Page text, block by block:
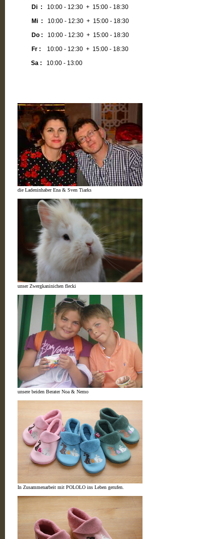
Di :
10:00 - 12:30 + 15:00 - 18:30
Mi :
10:00 - 12:30 + 15:00 - 18:30
Do : 10:00 - 12:30 + 15:00 - 18:30
Fr :
10:00 - 12:30 + 15:00 - 18:30
Sa : 10:00 - 13:00
die Ladeninhaber Ena & Sven Tiarks
unser Zwergkaninichen flecki
unsere beiden Berater Noa & Nemo
In Zusammenarbeit mit POLOLO ins Leben gerufen.